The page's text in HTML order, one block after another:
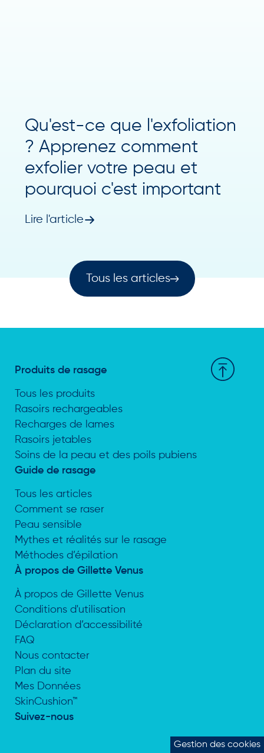
Qu'est-ce que l'exfoliation
? Apprenez comment
exfolier votre peau et
pourquoi c'est important
Lire l'article
Tous les articles
Produits de rasage
Tous les produits
Rasoirs rechargeables
Recharges de lames
Rasoirs jetables
Soins de la peau et des poils pubiens
Guide de rasage
Tous les articles
Comment se raser
Peau sensible
Mythes et réalités sur le rasage
Méthodes d’épilation
À propos de Gillette Venus
À propos de Gillette Venus
Conditions d'utilisation
Déclaration d’accessibilité
FAQ
Nous contacter
Plan du site
Mes Données
SkinCushion™
Suivez-nous
Gestion des cookies